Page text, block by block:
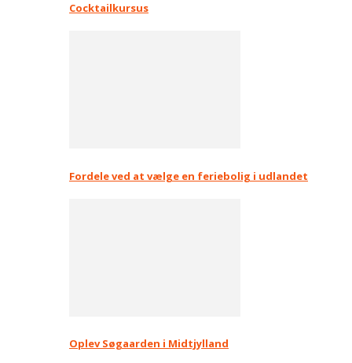
Cocktailkursus
Fordele ved at vælge en feriebolig i udlandet
Oplev Søgaarden i Midtjylland